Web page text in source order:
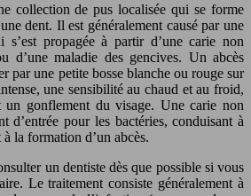
collection de pus localisée qui se forme
dent. Il est généralement causé par une
s’est propagée à partir d’une carie non
d’une maladie des gencives. Un abcès
par une petite bosse blanche ou rouge sur
une sensibilité au chaud et au froid,
un gonflement du visage. Une carie non
d’entrée pour les bactéries, conduisant à
la formation d’un abcès.
un dentiste dès que possible si vous
Le traitement consiste généralement à